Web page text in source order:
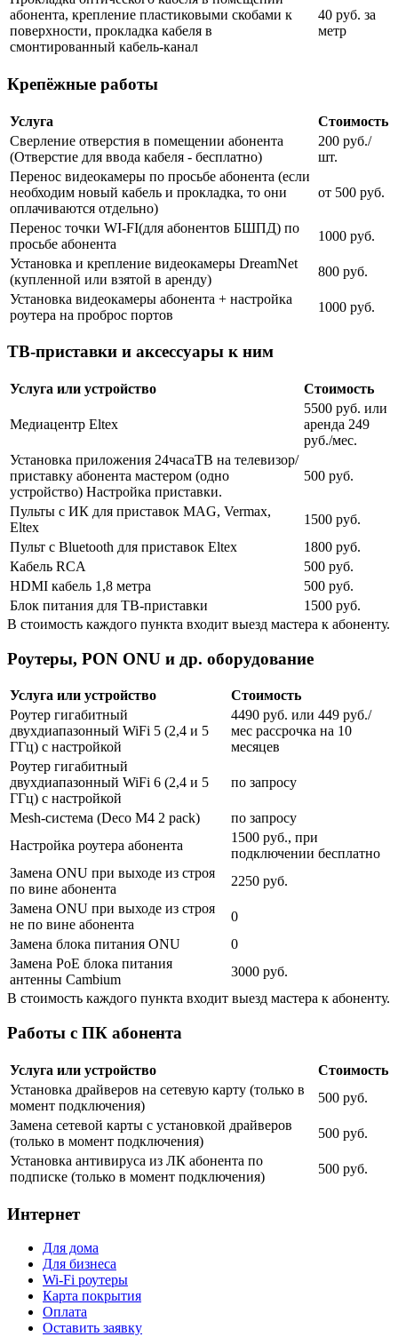
абонента, крепление пластиковыми скобами к
поверхности, прокладка кабеля в
смонтированный кабель-канал
40 руб. за
метр
Крепёжные работы
Услуга
Стоимость
Сверление отверстия в помещении абонента
(Отверстие для ввода кабеля - бесплатно)
200 руб./
шт.
Перенос видеокамеры по просьбе абонента (если
необходим новый кабель и прокладка, то они
оплачиваются отдельно)
от 500 руб.
Перенос точки WI-FI(для абонентов БШПД) по
просьбе абонента
1000 руб.
Установка и крепление видеокамеры DreamNet
(купленной или взятой в аренду)
800 руб.
Установка видеокамеры абонента + настройка
роутера на проброс портов
1000 руб.
ТВ-приставки и аксессуары к ним
Услуга или устройство Стоимость
Медиацентр Eltex
5500 руб. или
аренда 249
руб./мес.
Установка приложения 24часаТВ на телевизор/
приставку абонента мастером (одно
устройство) Настройка приставки.
500 руб.
Пульты с ИК для приставок MAG, Vermax,
Eltex
1500 руб.
Пульт с Bluetooth для приставок Eltex
1800 руб.
Кабель RCA
500 руб.
HDMI кабель 1,8 метра
500 руб.
Блок питания для ТВ-приставки
1500 руб.
В стоимость каждого пункта входит выезд мастера к абоненту.
Роутеры, PON ONU и др. оборудование
Услуга или устройство
Стоимость
Роутер гигабитный
двухдиапазонный WiFi 5 (2,4 и 5
ГГц) с настройкой
4490 руб. или 449 руб./
мес рассрочка на 10
месяцев
Роутер гигабитный
двухдиапазонный WiFi 6 (2,4 и 5
ГГц) с настройкой
по запросу
Mesh-система (Deco M4 2 pack)
по запросу
Настройка роутера абонента
1500 руб., при
подключении бесплатно
Замена ONU при выходе из строя
по вине абонента
2250 руб.
Замена ONU при выходе из строя
не по вине абонента
0
Замена блока питания ONU
0
Замена PoE блока питания
антенны Cambium
3000 руб.
В стоимость каждого пункта входит выезд мастера к абоненту.
Работы с ПК абонента
Услуга или устройство
Стоимость
Установка драйверов на сетевую карту (только в
момент подключения)
500 руб.
Замена сетевой карты с установкой драйверов
(только в момент подключения)
500 руб.
Установка антивируса из ЛК абонента по
подписке (только в момент подключения)
500 руб.
Интернет
Для дома
Для бизнеса
Wi-Fi роутеры
Карта покрытия
Оплата
Оставить заявку